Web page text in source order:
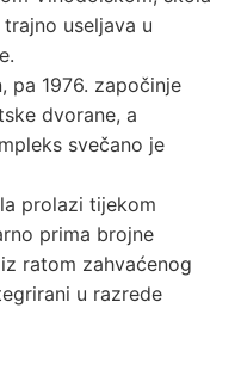
useljava u
pa 1976. započinje
dvorane, a
svečano je
prolazi tijekom
prima brojne
ratom zahvaćenog
u razrede